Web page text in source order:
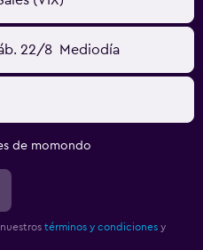
22/8 Mediodía
de momondo
términos y condiciones y